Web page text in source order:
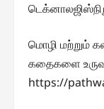
மொழி மற்றும்
கதைகளை
https://